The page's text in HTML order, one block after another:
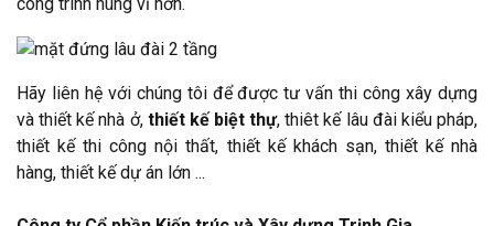
công trình hùng vĩ hơn.
Hãy liên hệ với chúng tôi để được tư vấn thi công xây dựng
và thiết kế nhà ở, thiết kế biệt thự, thiêt kế lâu đài kiểu pháp,
thiết kế thi công nội thất, thiết kế khách sạn, thiết kế nhà
hàng, thiết kế dự án lớn ...